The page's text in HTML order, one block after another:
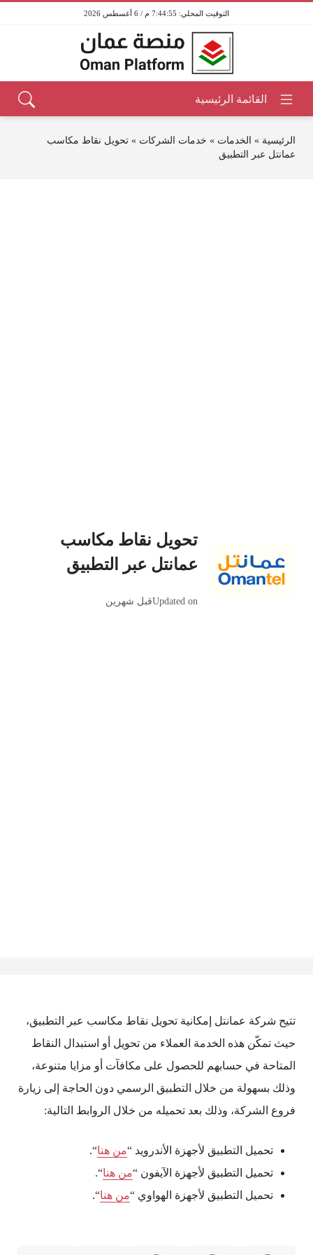
7:44:55 م / 6 أغسطس 2026
الرئيسية » الخدمات » خدمات الشركات » تحويل نقاط مكاسب
عمانتل عبر التطبيق
تحويل نقاط مكاسب
عمانتل عبر التطبيق
Updated onقبل شهرين
تتيح شركة عمانتل إمكانية تحويل نقاط مكاسب عبر التطبيق،
حيث تمكّن هذه الخدمة العملاء من تحويل أو استبدال النقاط
المتاحة في حسابهم للحصول على مكافآت أو مزايا متنوعة،
وذلك بسهولة من خلال التطبيق الرسمي دون الحاجة إلى زيارة
فروع الشركة، وذلك بعد تحميله من خلال الروابط التالية:
تحميل التطبيق لأجهزة الأندرويد “من هنا“.
تحميل التطبيق لأجهزة الآيفون “من هنا“.
تحميل التطبيق لأجهزة الهواوي “من هنا“.